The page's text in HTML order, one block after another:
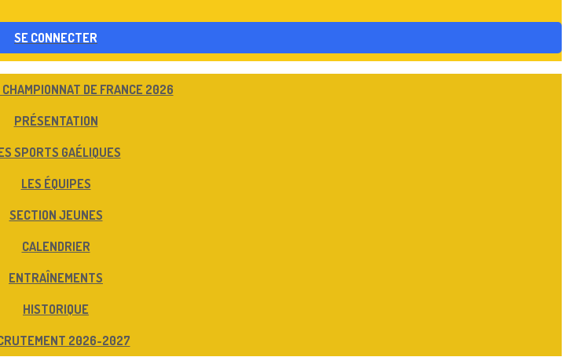
SE CONNECTER
CHAMPIONNAT DE FRANCE 2026
PRÉSENTATION
SPORTS GAÉLIQUES
LES ÉQUIPES
SECTION JEUNES
CALENDRIER
ENTRAÎNEMENTS
HISTORIQUE
2026-2027